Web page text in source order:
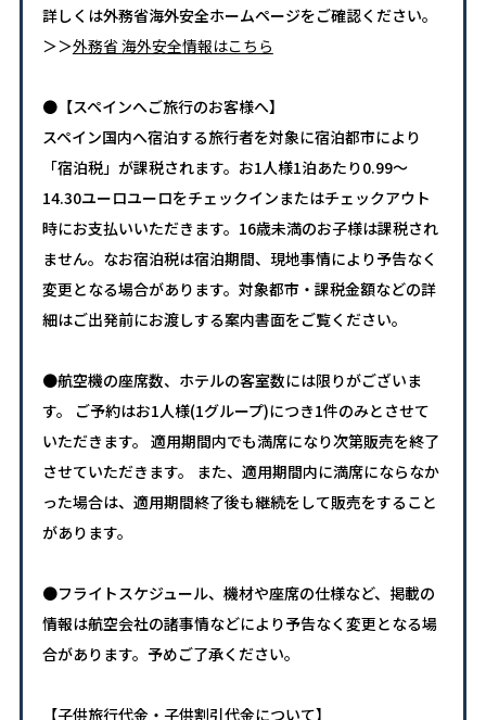
詳しくは外務省海外安全ホームページをご確認ください。
＞＞外務省 海外安全情報はこちら
●【スペインへご旅行のお客様へ】
スペイン国内へ宿泊する旅行者を対象に宿泊都市により
「宿泊税」が課税されます。お1人様1泊あたり0.99～
14.30ユーロユーロをチェックインまたはチェックアウト
時にお支払いいただきます。16歳未満のお子様は課税され
ません。なお宿泊税は宿泊期間、現地事情により予告なく
変更となる場合があります。対象都市・課税金額などの詳
細はご出発前にお渡しする案内書面をご覧ください。
●航空機の座席数、ホテルの客室数には限りがございま
す。 ご予約はお1人様(1グループ)につき1件のみとさせて
いただきます。 適用期間内でも満席になり次第販売を終了
させていただきます。 また、適用期間内に満席にならなか
った場合は、適用期間終了後も継続をして販売をすること
があります。
●フライトスケジュール、機材や座席の仕様など、掲載の
情報は航空会社の諸事情などにより予告なく変更となる場
合があります。予めご了承ください。
【子供旅行代金・子供割引代金について】